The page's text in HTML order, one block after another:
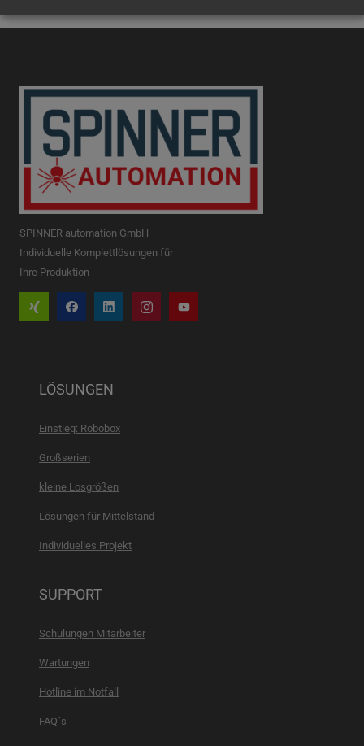
SPINNER automation GmbH
Individuelle Komplettlösungen für
Ihre Produktion
LÖSUNGEN
Einstieg: Robobox
Großserien
kleine Losgrößen
Lösungen für Mittelstand
Individuelles Projekt
SUPPORT
Schulungen Mitarbeiter
Wartungen
Hotline im Notfall
FAQ´s